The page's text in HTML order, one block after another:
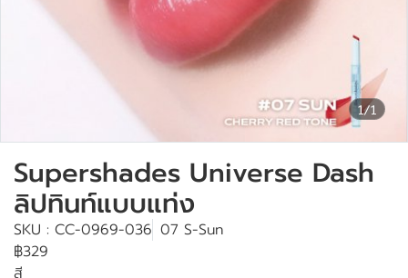
1/1
Supershades Universe Dash
ลิปทินท์แบบแท่ง
SKU : CC-0969-036 07 S-Sun
฿329
สี